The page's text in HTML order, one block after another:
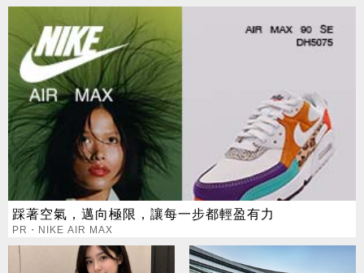
踩著空氣，邁向極限，讓每一步都輕盈有力
PR・NIKE AIR MAX